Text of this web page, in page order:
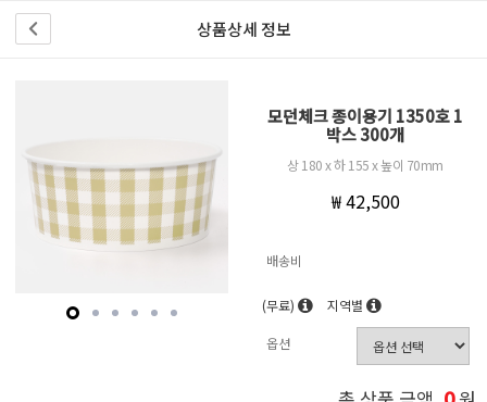
상품상세 정보
모던체크 종이용기 1350호 1
박스 300개
상 180 x 하 155 x 높이 70mm
₩ 42,500
배송비
(무료) 지역별
옵션